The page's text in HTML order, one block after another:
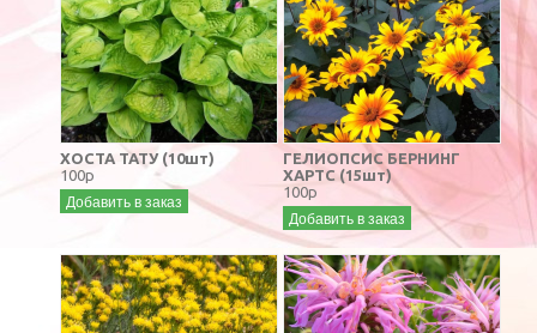
ХОСТА ТАТУ (10шт)
100р
Добавить в заказ
ГЕЛИОПСИС БЕРНИНГ
ХАРТС (15шт)
100р
Добавить в заказ